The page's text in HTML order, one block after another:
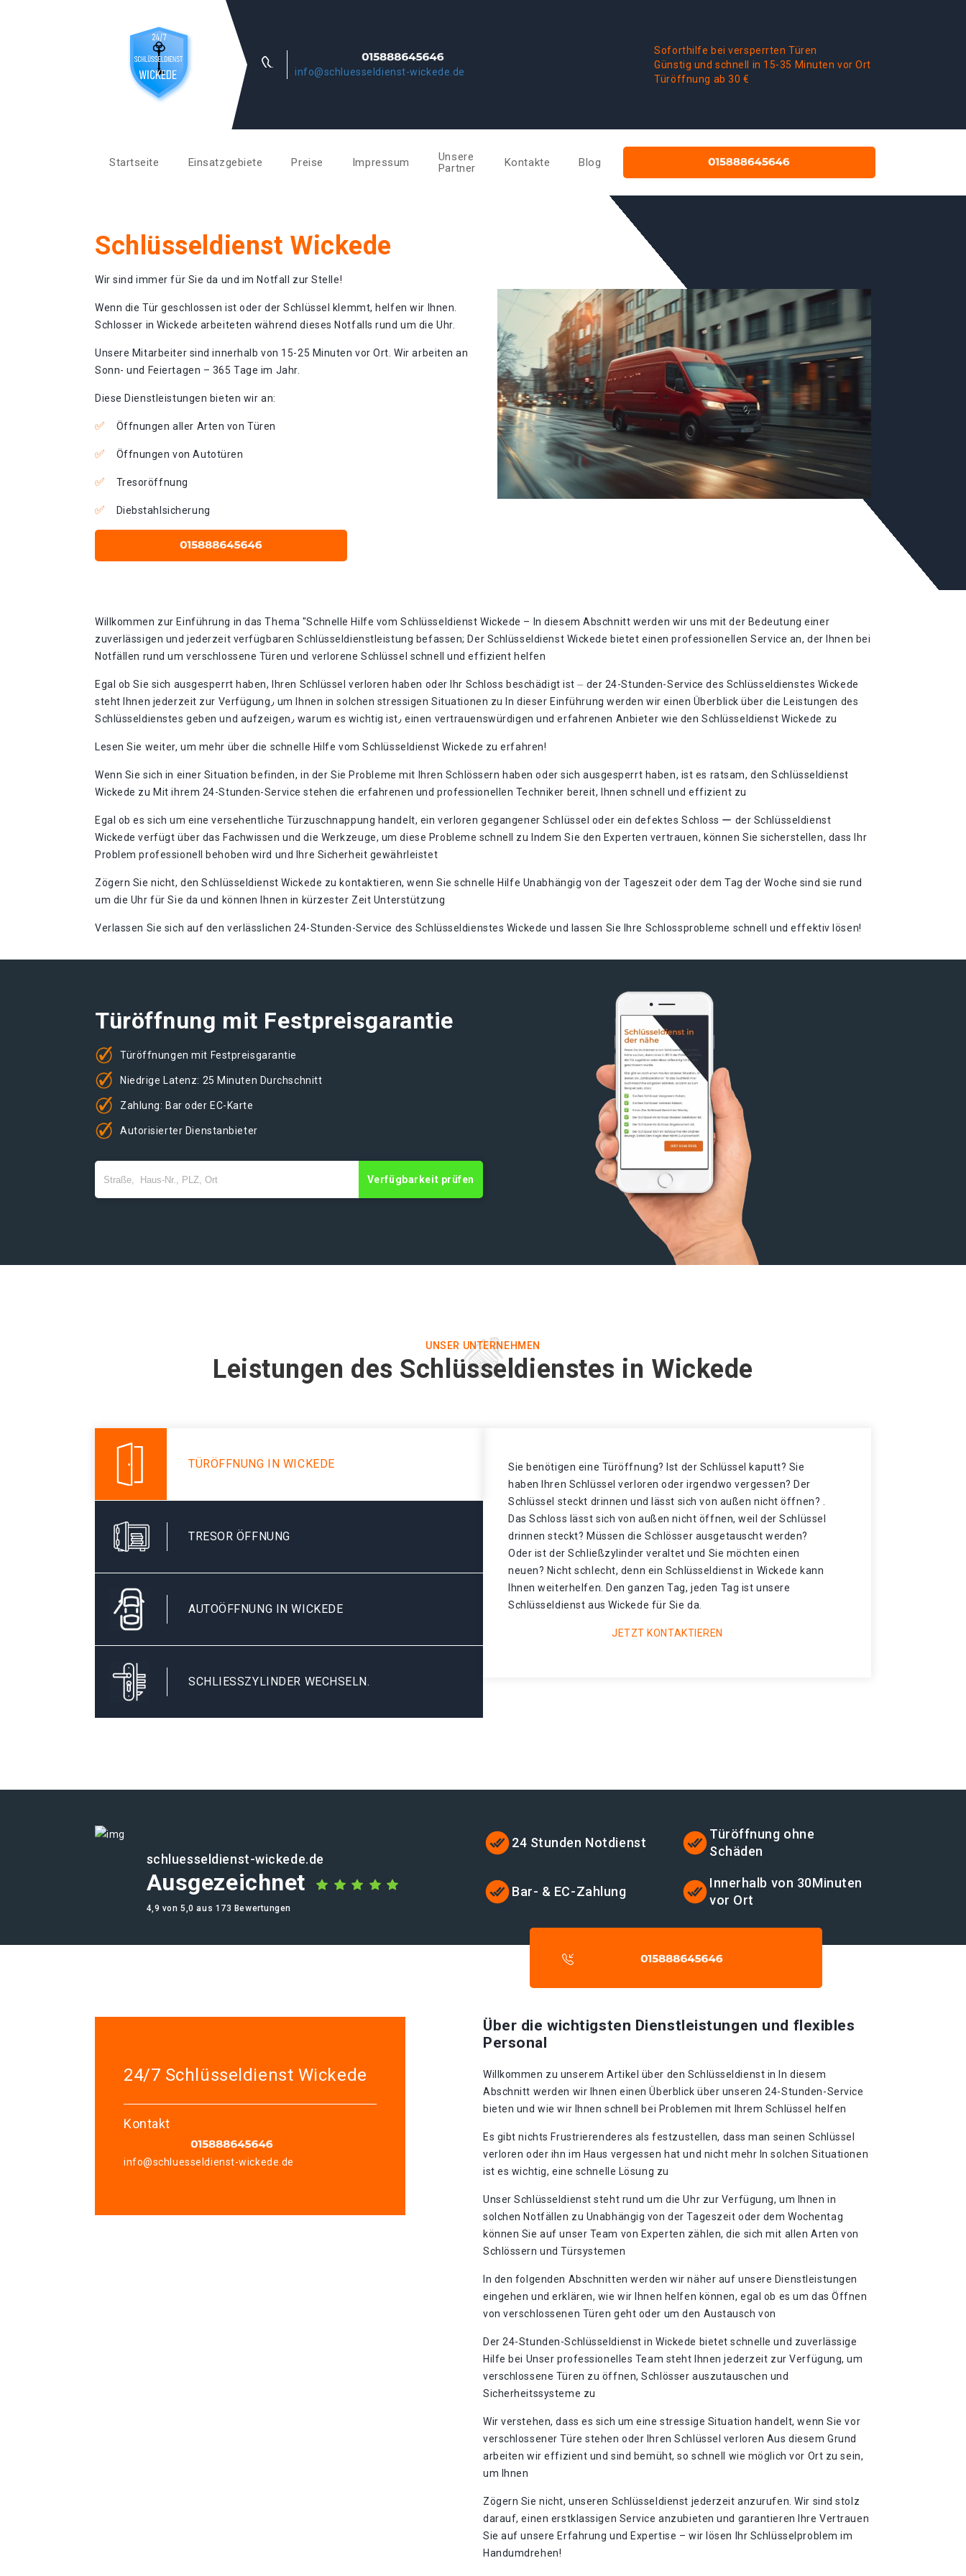
info@schluesseldienst-wickede.de
Soforthilfe bei versperrten Türen
Günstig und schnell in 15-35 Minuten vor Ort
Türöffnung ab 30 €
Startseite Einsatzgebiete Preise Impressum
Unsere
Partner
Kontakte Blog
Schlüsseldienst Wickede
Wir sind immer für Sie da und im Notfall zur Stelle!
Wenn die Tür geschlossen ist oder der Schlüssel klemmt, helfen wir Ihnen.
Schlosser in Wickede arbeiteten während dieses Notfalls rund um die Uhr.
Unsere Mitarbeiter sind innerhalb von 15-25 Minuten vor Ort. Wir arbeiten an
Sonn- und Feiertagen – 365 Tage im Jahr.
Diese Dienstleistungen bieten wir an:
Öffnungen aller Arten von Türen
Öffnungen von Autotüren
Tresoröffnung
Diebstahlsicherung
Willkommen zur Einführung in das Thema "Schnelle Hilfe vom Schlüsseldienst Wickede – In diesem Abschnitt werden wir uns mit der Bedeutung einer
zuverlässigen und jederzeit verfügbaren Schlüsseldienstleistung befassen; Der Schlüsseldienst Wickede bietet einen professionellen Service an, der Ihnen bei
Notfällen rund um verschlossene Türen und verlorene Schlüssel schnell und effizient helfen
Egal ob Sie sich ausgesperrt haben, Ihren Schlüssel verloren haben oder Ihr Schloss beschädigt ist ⏤ der 24-Stunden-Service des Schlüsseldienstes Wickede
steht Ihnen jederzeit zur Verfügung٫ um Ihnen in solchen stressigen Situationen zu In dieser Einführung werden wir einen Überblick über die Leistungen des
Schlüsseldienstes geben und aufzeigen٫ warum es wichtig ist٫ einen vertrauenswürdigen und erfahrenen Anbieter wie den Schlüsseldienst Wickede zu
Lesen Sie weiter, um mehr über die schnelle Hilfe vom Schlüsseldienst Wickede zu erfahren!
Wenn Sie sich in einer Situation befinden, in der Sie Probleme mit Ihren Schlössern haben oder sich ausgesperrt haben, ist es ratsam, den Schlüsseldienst
Wickede zu Mit ihrem 24-Stunden-Service stehen die erfahrenen und professionellen Techniker bereit, Ihnen schnell und effizient zu
Egal ob es sich um eine versehentliche Türzuschnappung handelt, ein verloren gegangener Schlüssel oder ein defektes Schloss ー der Schlüsseldienst
Wickede verfügt über das Fachwissen und die Werkzeuge, um diese Probleme schnell zu Indem Sie den Experten vertrauen, können Sie sicherstellen, dass Ihr
Problem professionell behoben wird und Ihre Sicherheit gewährleistet
Zögern Sie nicht, den Schlüsseldienst Wickede zu kontaktieren, wenn Sie schnelle Hilfe Unabhängig von der Tageszeit oder dem Tag der Woche sind sie rund
um die Uhr für Sie da und können Ihnen in kürzester Zeit Unterstützung
Verlassen Sie sich auf den verlässlichen 24-Stunden-Service des Schlüsseldienstes Wickede und lassen Sie Ihre Schlossprobleme schnell und effektiv lösen!​
Türöffnung mit Festpreisgarantie
Türöffnungen mit Festpreisgarantie
Niedrige Latenz: 25 Minuten Durchschnitt
Zahlung: Bar oder EC-Karte
Autorisierter Dienstanbieter
Verfügbarkeit prüfen
UNSER UNTERNEHMEN
Leistungen des Schlüsseldienstes in Wickede
TÜRÖFFNUNG IN WICKEDE
TRESOR ÖFFNUNG
AUTOÖFFNUNG IN WICKEDE
SCHLIESSZYLINDER WECHSELN.
Sie benötigen eine Türöffnung? Ist der Schlüssel kaputt? Sie
haben Ihren Schlüssel verloren oder irgendwo vergessen? Der
Schlüssel steckt drinnen und lässt sich von außen nicht öffnen? .
Das Schloss lässt sich von außen nicht öffnen, weil der Schlüssel
drinnen steckt? Müssen die Schlösser ausgetauscht werden?
Oder ist der Schließzylinder veraltet und Sie möchten einen
neuen? Nicht schlecht, denn ein Schlüsseldienst in Wickede kann
Ihnen weiterhelfen. Den ganzen Tag, jeden Tag ist unsere
Schlüsseldienst aus Wickede für Sie da.
JETZT KONTAKTIEREN
schluesseldienst-wickede.de
Ausgezeichnet
4,9 von 5,0 aus 173 Bewertungen
24 Stunden Notdienst
Türöffnung ohne
Schäden
Bar- & EC-Zahlung
Innerhalb von 30Minuten
vor Ort
24/7 Schlüsseldienst Wickede
Kontakt
info@schluesseldienst-wickede.de
Über die wichtigsten Dienstleistungen und flexibles
Personal
Willkommen zu unserem Artikel über den Schlüsseldienst in In diesem
Abschnitt werden wir Ihnen einen Überblick über unseren 24-Stunden-Service
bieten und wie wir Ihnen schnell bei Problemen mit Ihrem Schlüssel helfen
Es gibt nichts Frustrierenderes als festzustellen, dass man seinen Schlüssel
verloren oder ihn im Haus vergessen hat und nicht mehr In solchen Situationen
ist es wichtig, eine schnelle Lösung zu
Unser Schlüsseldienst steht rund um die Uhr zur Verfügung, um Ihnen in
solchen Notfällen zu Unabhängig von der Tageszeit oder dem Wochentag
können Sie auf unser Team von Experten zählen, die sich mit allen Arten von
Schlössern und Türsystemen
In den folgenden Abschnitten werden wir näher auf unsere Dienstleistungen
eingehen und erklären, wie wir Ihnen helfen können, egal ob es um das Öffnen
von verschlossenen Türen geht oder um den Austausch von
Der 24-Stunden-Schlüsseldienst in Wickede bietet schnelle und zuverlässige
Hilfe bei Unser professionelles Team steht Ihnen jederzeit zur Verfügung, um
verschlossene Türen zu öffnen, Schlösser auszutauschen und
Sicherheitssysteme zu
Wir verstehen, dass es sich um eine stressige Situation handelt, wenn Sie vor
verschlossener Türe stehen oder Ihren Schlüssel verloren Aus diesem Grund
arbeiten wir effizient und sind bemüht, so schnell wie möglich vor Ort zu sein,
um Ihnen
Zögern Sie nicht, unseren Schlüsseldienst jederzeit anzurufen. Wir sind stolz
darauf, einen erstklassigen Service anzubieten und garantieren Ihre Vertrauen
Sie auf unsere Erfahrung und Expertise – wir lösen Ihr Schlüsselproblem im
Handumdrehen!​